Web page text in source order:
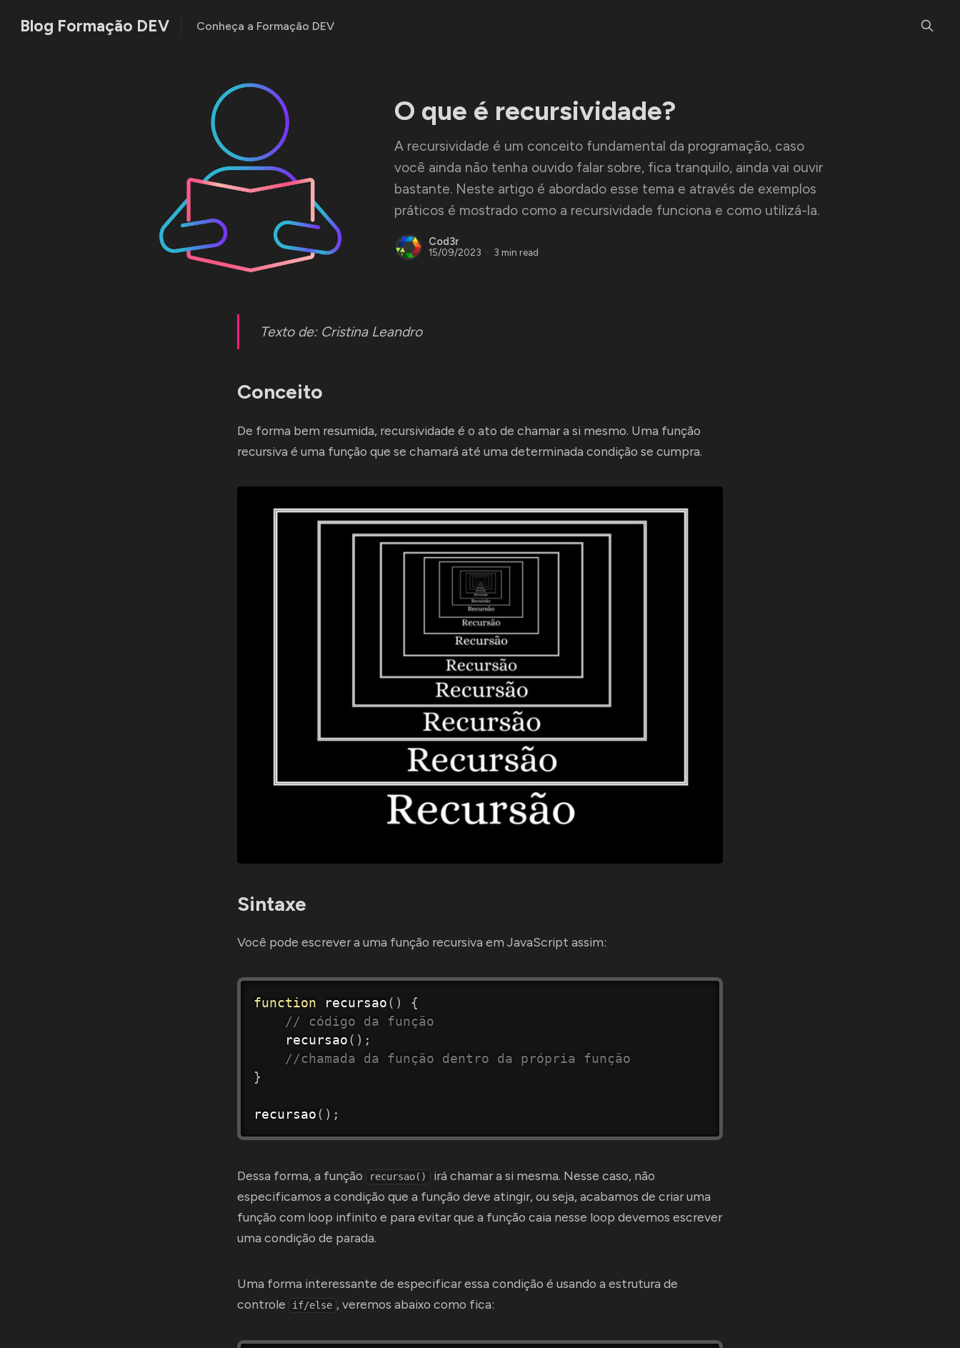
Blog Formação DEV Conheça a Formação DEV
O que é recursividade?
A recursividade é um conceito fundamental da programação, caso
você ainda não tenha ouvido falar sobre, fica tranquilo, ainda vai ouvir
bastante. Neste artigo é abordado esse tema e através de exemplos
práticos é mostrado como a recursividade funciona e como utilizá-la.
Cod3r
15/09/2023 3 min read
Texto de: Cristina Leandro
Conceito
De forma bem resumida, recursividade é o ato de chamar a si mesmo. Uma função
recursiva é uma função que se chamará até uma determinada condição se cumpra.
Sintaxe
Você pode escrever a uma função recursiva em JavaScript assim:
function recursao ( )
{
// código da função
recursao ( ) ;
//chamada da função dentro da própria função
}
recursao ( ) ;
Dessa forma, a função recursao()
irá chamar a si mesma. Nesse caso, não
especificamos a condição que a função deve atingir, ou seja, acabamos de criar uma
função com loop infinito e para evitar que a função caia nesse loop devemos escrever
uma condição de parada.
Uma forma interessante de especificar essa condição é usando a estrutura de
controle
if/else , veremos abaixo como fica: